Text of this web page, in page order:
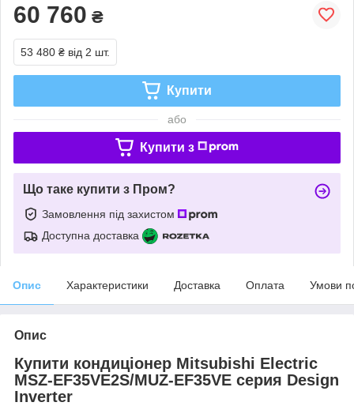
60 760 ₴
53 480 ₴ від 2 шт.
Купити
або
Купити з
Що таке купити з Пром?
Замовлення під захистом
Доступна доставка
Опис Характеристики Доставка Оплата Умови
Опис
Купити кондиціонер Mitsubishi Electric
MSZ-EF35VE2S/MUZ-EF35VE серия Design
Inverter